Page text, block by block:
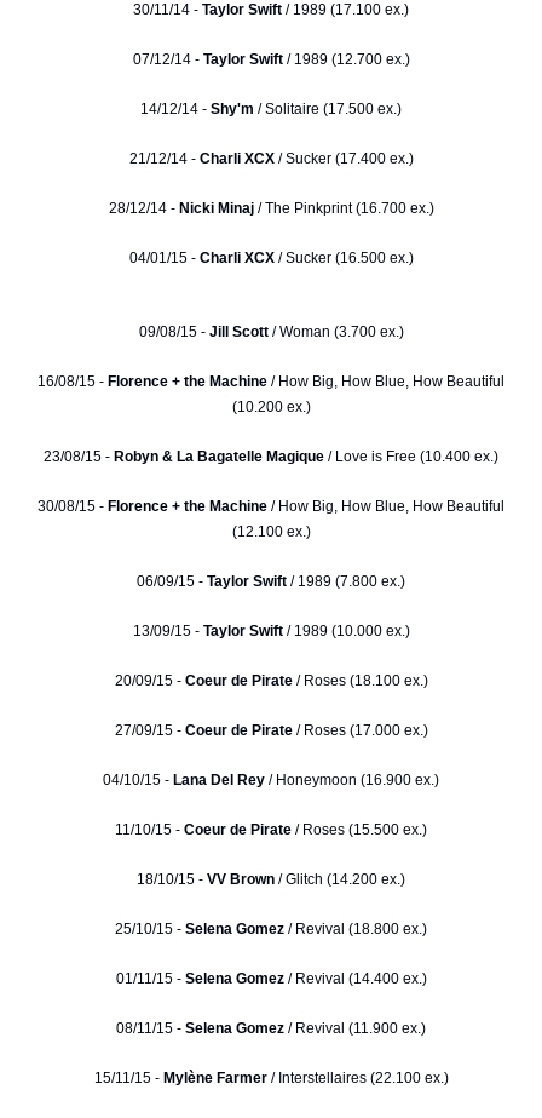
30/11/14 - Taylor Swift / 1989 (17.100 ex.)
07/12/14 - Taylor Swift/ 1989 (12.700 ex.)
14/12/14 - Shy'm / Solitaire (17.500 ex.)
21/12/14 - Charli XCX/ Sucker (17.400 ex.)
28/12/14 -Nicki Minaj/ The Pinkprint (16.700 ex.)
04/01/15 - Charli XCX/ Sucker (16.500 ex.)
09/08/15 - Jill Scott / Woman (3.700 ex.)
16/08/15 - Florence + the Machine / How Big, How Blue, How Beautiful
(10.200 ex.)
23/08/15 - Robyn & La Bagatelle Magique / Love is Free (10.400 ex.)
30/08/15 - Florence + the Machine / How Big, How Blue, How Beautiful
(12.100 ex.)
06/09/15 - Taylor Swift / 1989 (7.800 ex.)
13/09/15 - Taylor Swift / 1989 (10.000 ex.)
20/09/15 - Coeur de Pirate/ Roses (18.100 ex.)
27/09/15 - Coeur de Pirate/ Roses (17.000 ex.)
04/10/15 - Lana Del Rey / Honeymoon (16.900 ex.)
11/10/15 - Coeur de Pirate / Roses (15.500 ex.)
18/10/15 - VV Brown / Glitch (14.200 ex.)
25/10/15 - Selena Gomez / Revival (18.800 ex.)
01/11/15 - Selena Gomez/ Revival (14.400 ex.)
08/11/15 - Selena Gomez / Revival (11.900 ex.)
15/11/15 - Mylène Farmer/ Interstellaires (22.100 ex.)